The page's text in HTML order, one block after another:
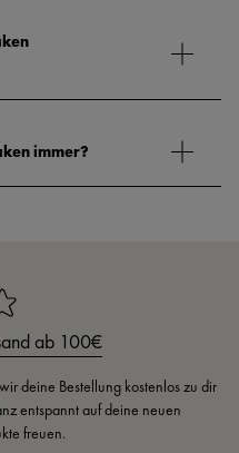
immer?
ab 100€
deine Bestellung kostenlos zu dir
entspannt auf deine neuen
freuen.